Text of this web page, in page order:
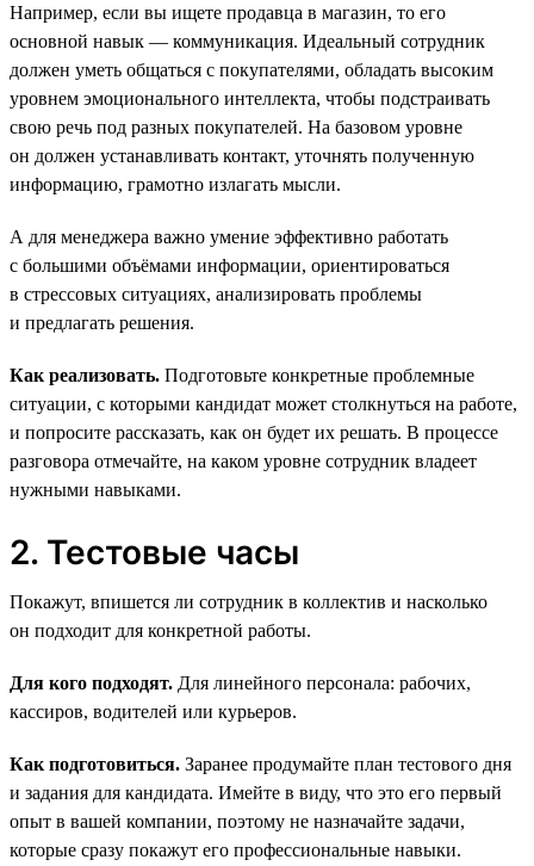
Например, если вы ищете продавца в магазин, то его
основной навык — коммуникация. Идеальный сотрудник
должен уметь общаться с покупателями, обладать высоким
уровнем эмоционального интеллекта, чтобы подстраивать
свою речь под разных покупателей. На базовом уровне
он должен устанавливать контакт, уточнять полученную
информацию, грамотно излагать мысли.
А для менеджера важно умение эффективно работать
с большими объёмами информации, ориентироваться
в стрессовых ситуациях, анализировать проблемы
и предлагать решения.
Как реализовать. Подготовьте конкретные проблемные
ситуации, с которыми кандидат может столкнуться на работе,
и попросите рассказать, как он будет их решать. В процессе
разговора отмечайте, на каком уровне сотрудник владеет
нужными навыками.
2. Тестовые часы
Покажут, впишется ли сотрудник в коллектив и насколько
он подходит для конкретной работы.
Для кого подходят. Для линейного персонала: рабочих,
кассиров, водителей или курьеров.
Как подготовиться. Заранее продумайте план тестового дня
и задания для кандидата. Имейте в виду, что это его первый
опыт в вашей компании, поэтому не назначайте задачи,
которые сразу покажут его профессиональные навыки.